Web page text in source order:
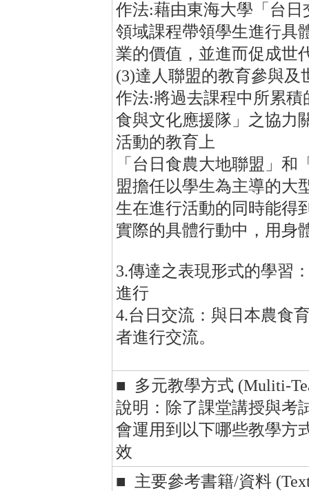
作法:藉由東海大學「台
領域課程帶領學生進行具
業的價值，並進而促成世
(3)達人聯盟的教育參與及
作法:將過去課程中所累
食與文化應援隊」之協力
活動的教育上
「台日食農大地聯盟」
盟擔任以學生為主導的大
生在進行活動的同時能得
實際的具體行動中，用身
3.傳達之表現形式的學習
進行
4.台日交流：與日本農食
者進行交流。
■ 多元教學方式 (Muliti-
說明：除了課堂講授與考
會運用到以下哪些教學方
效
■ 主要參考書籍/資料